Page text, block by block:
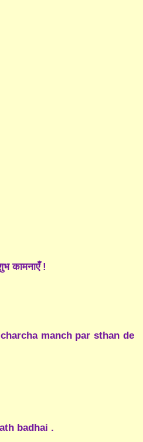
कामनाएँ !
manch par sthan de
badhai .